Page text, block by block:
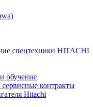
спецтехники HITACHI
обучение
контракты
Hitachi